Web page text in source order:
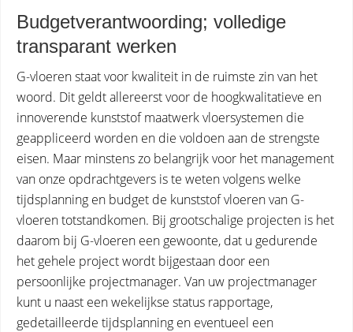
Budgetverantwoording; volledige
transparant werken
G-vloeren staat voor kwaliteit in de ruimste zin van het
woord. Dit geldt allereerst voor de hoogkwalitatieve en
innoverende kunststof maatwerk vloersystemen die
geappliceerd worden en die voldoen aan de strengste
eisen. Maar minstens zo belangrijk voor het management
van onze opdrachtgevers is te weten volgens welke
tijdsplanning en budget de kunststof vloeren van G-
vloeren totstandkomen. Bij grootschalige projecten is het
daarom bij G-vloeren een gewoonte, dat u gedurende
het gehele project wordt bijgestaan door een
persoonlijke projectmanager. Van uw projectmanager
kunt u naast een wekelijkse status rapportage,
gedetailleerde tijdsplanning en eventueel een